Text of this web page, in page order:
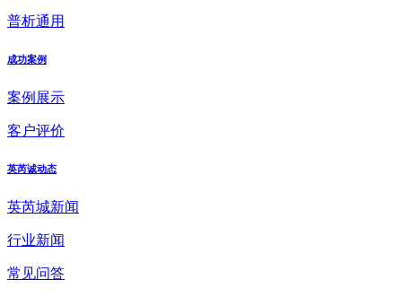
普析通用
成功案例
案例展示
客户评价
英芮诚动态
英芮城新闻
行业新闻
常见问答